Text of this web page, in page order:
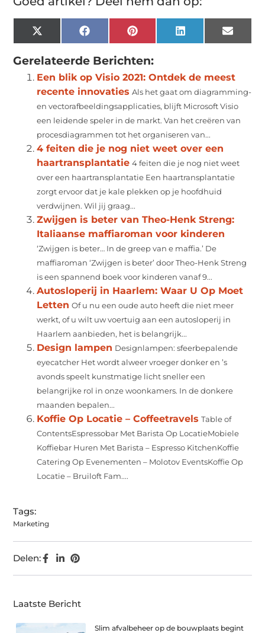
X
(Twitter)
Facebook Pinterest LinkedIn Email
Gerelateerde Berichten:
Een blik op Visio 2021: Ontdek de meest
recente innovaties Als het gaat om diagramming-
en vectorafbeeldingsapplicaties, blijft Microsoft Visio
een leidende speler in de markt. Van het creëren van
procesdiagrammen tot het organiseren van...
4 feiten die je nog niet weet over een
haartransplantatie 4 feiten die je nog niet weet
over een haartransplantatie Een haartransplantatie
zorgt ervoor dat je kale plekken op je hoofdhuid
verdwijnen. Wil jij graag...
Zwijgen is beter van Theo-Henk Streng:
Italiaanse maffiaroman voor kinderen
‘Zwijgen is beter… In de greep van e maffia.’ De
maffiaroman ‘Zwijgen is beter’ door Theo-Henk Streng
is een spannend boek voor kinderen vanaf 9...
Autosloperij in Haarlem: Waar U Op Moet
Letten Of u nu een oude auto heeft die niet meer
werkt, of u wilt uw voertuig aan een autosloperij in
Haarlem aanbieden, het is belangrijk...
Design lampen Designlampen: sfeerbepalende
eyecatcher Het wordt alweer vroeger donker en ’s
avonds speelt kunstmatige licht sneller een
belangrijke rol in onze woonkamers. In de donkere
maanden bepalen...
Koffie Op Locatie – Coffeetravels Table of
ContentsEspressobar Met Barista Op LocatieMobiele
Koffiebar Huren Met Barista – Espresso KitchenKoffie
Catering Op Evenementen – Molotov EventsKoffie Op
Locatie – Bruiloft Fam....
Tags:
Marketing
Delen:
Laatste Bericht
Slim afvalbeheer op de bouwplaats begint